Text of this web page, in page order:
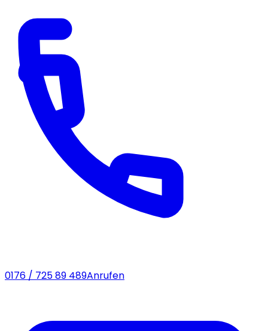
0176 / 725 89 489Anrufen